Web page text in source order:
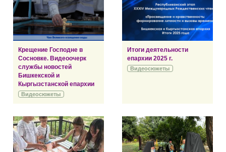
Крещение Господне в
Сосновке. Видеоочерк
службы новостей
Бишкекской и
Кыргызстанской епархии
Видеосюжеты
Итоги деятельности
епархии 2025 г.
Видеосюжеты